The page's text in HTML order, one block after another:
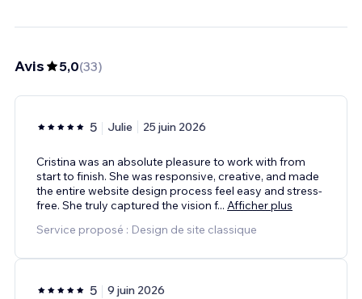
Avis 5,0(33)
5 Julie 25 juin 2026
Cristina was an absolute pleasure to work with from
start to finish. She was responsive, creative, and made
the entire website design process feel easy and stress-
free. She truly captured the vision f... Afficher plus
Service proposé : Design de site classique
5 9 juin 2026